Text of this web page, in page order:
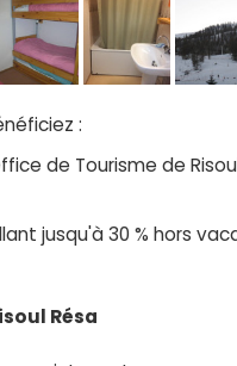
:
de Tourisme de
jusqu'à 30 % hors
Résa